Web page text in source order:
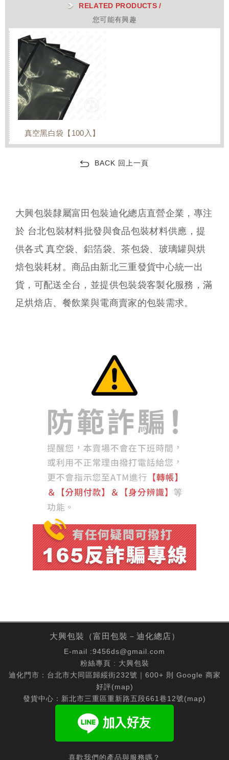
RELATED PRODUCTS /
您可能有興趣
真空黑白袋【100入】
BACK 回上一頁
大興包裝隸屬富田包裝迪化總店直營企業，專注
於 台北包裝材料批發與食品包裝材料供應，提
供各式 真空袋、鋁箔袋、茶包袋、玻璃罐與烘
焙包裝耗材。商品由新北三重發貨中心統一出
貨，可配送全台，並提供包裝袋客製化服務，滿
足烘焙店、餐飲業與電商賣家的包裝需求。
大興包裝（富田包裝－迪化總店）
E-mail :9456ds@gmail.com
粉絲專頁 : 大興包裝
迪化門市：台北市大同區歸綏街232號｜600+ 則 Google 商家
好評(map)
發貨中心：新北市三重區重新路五段661巷12號(map)
喜歡我們的產品與服務嗎？